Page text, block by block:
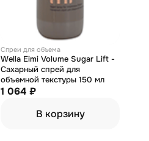
Спреи для объема
Wella Eimi Volume Sugar Lift -
Сахарный спрей для
объемной текстуры 150 мл
1 064 ₽
В корзину